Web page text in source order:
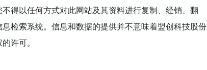
得以任何方式对此网站及其资料进行复制、经销、翻
检索系统。信息和数据的提供并不意味着盟创科技股份
许可。